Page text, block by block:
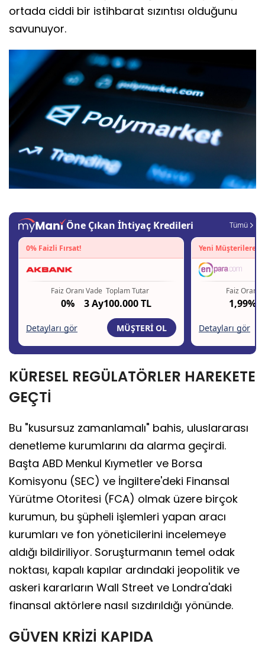
ortada ciddi bir istihbarat sızıntısı olduğunu
savunuyor.
KÜRESEL REGÜLATÖRLER HAREKETE
GEÇTİ
Bu "kusursuz zamanlamalı" bahis, uluslararası
denetleme kurumlarını da alarma geçirdi.
Başta ABD Menkul Kıymetler ve Borsa
Komisyonu (SEC) ve İngiltere'deki Finansal
Yürütme Otoritesi (FCA) olmak üzere birçok
kurumun, bu şüpheli işlemleri yapan aracı
kurumları ve fon yöneticilerini incelemeye
aldığı bildiriliyor. Soruşturmanın temel odak
noktası, kapalı kapılar ardındaki jeopolitik ve
askeri kararların Wall Street ve Londra'daki
finansal aktörlere nasıl sızdırıldığı yönünde.
GÜVEN KRİZİ KAPIDA